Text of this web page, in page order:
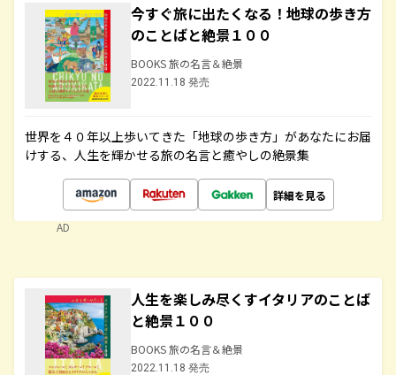
今すぐ旅に出たくなる！地球の歩き方
のことばと絶景１００
BOOKS 旅の名言＆絶景
2022.11.18 発売
世界を４０年以上歩いてきた「地球の歩き方」があなたにお届
けする、人生を輝かせる旅の名言と癒やしの絶景集
詳細を見る
AD
人生を楽しみ尽くすイタリアのことば
と絶景１００
BOOKS 旅の名言＆絶景
2022.11.18 発売